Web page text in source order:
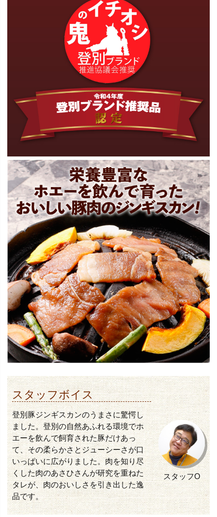
スタッフボイス
登別豚ジンギスカンのうまさに驚愕し
ました。登別の自然あふれる環境でホ
エーを飲んで飼育された豚だけあっ
て、その柔らかさとジューシーさが口
いっぱいに広がりました。肉を知り尽
くした肉のあさひさんが研究を重ねた
タレが、肉のおいしさを引き出した逸
品です。
スタッフO